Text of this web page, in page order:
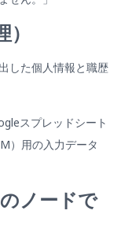
した個人情報と職歴
スプレッドシート
）用の入力データ
ノードで